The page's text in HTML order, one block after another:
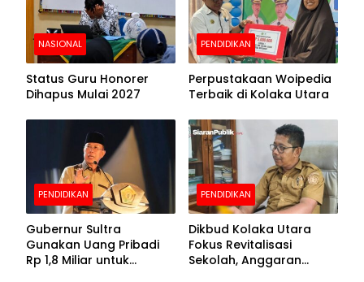
NASIONAL
Status Guru Honorer
Dihapus Mulai 2027
PENDIDIKAN
Perpustakaan Woipedia
Terbaik di Kolaka Utara
PENDIDIKAN
Gubernur Sultra
Gunakan Uang Pribadi
Rp 1,8 Miliar untuk
PENDIDIKAN
Dikbud Kolaka Utara
Fokus Revitalisasi
Sekolah, Anggaran